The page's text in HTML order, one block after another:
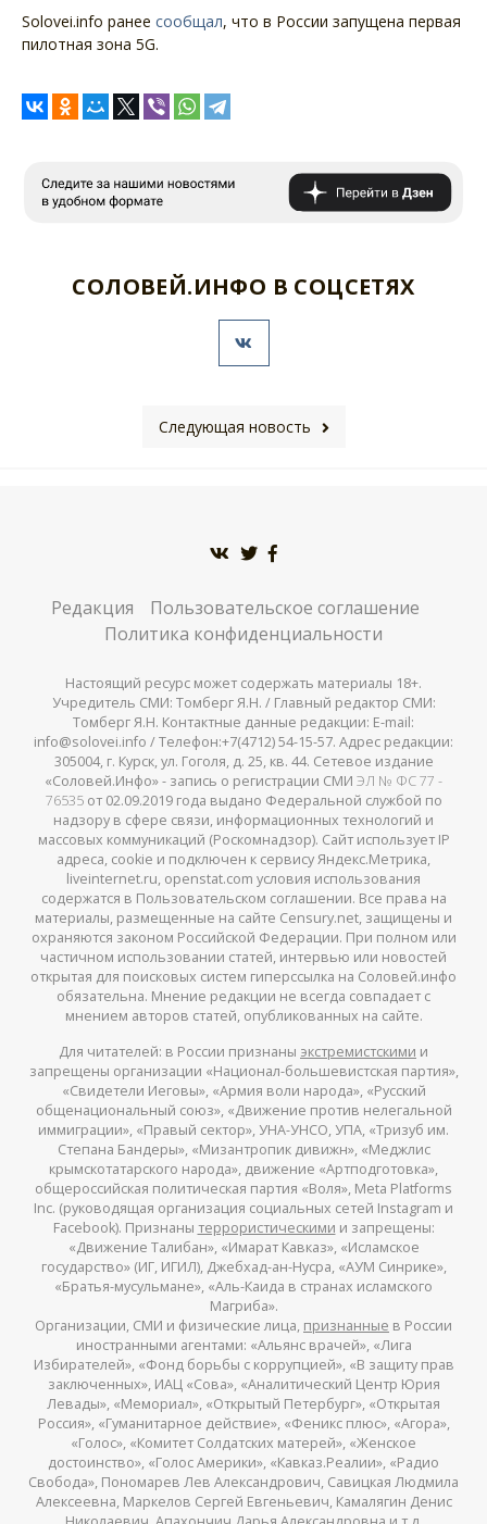
Solovei.info ранее сообщал, что в России запущена первая
пилотная зона 5G.
СОЛОВЕЙ.ИНФО В СОЦСЕТЯХ
Следующая новость
Редакция
Пользовательское соглашение
Политика конфиденциальности
Настоящий ресурс может содержать материалы 18+.
Учредитель СМИ: Томберг Я.Н. / Главный редактор СМИ:
Томберг Я.Н. Контактные данные редакции: E-mail:
info@solovei.info / Телефон:+7(4712) 54-15-57. Адрес редакции:
305004, г. Курск, ул. Гоголя, д. 25, кв. 44. Сетевое издание
«Соловей.Инфо» - запись о регистрации СМИ ЭЛ № ФС 77 -
76535от 02.09.2019 года выдано Федеральной службой по
надзору в сфере связи, информационных технологий и
массовых коммуникаций (Роскомнадзор). Сайт использует IP
адреса, cookie и подключен к сервису Яндекс.Метрика,
liveinternet.ru, openstat.com условия использования
содержатся в Пользовательском соглашении. Все права на
материалы, размещенные на сайте Censury.net, защищены и
охраняются законом Российской Федерации. При полном или
частичном использовании статей, интервью или новостей
открытая для поисковых систем гиперссылка на Соловей.инфо
обязательна. Мнение редакции не всегда совпадает с
мнением авторов статей, опубликованных на сайте.
Для читателей: в России признаны экстремистскими и
запрещены организации «Национал-большевистская партия»,
«Свидетели Иеговы», «Армия воли народа», «Русский
общенациональный союз», «Движение против нелегальной
иммиграции», «Правый сектор», УНА-УНСО, УПА, «Тризуб им.
Степана Бандеры», «Мизантропик дивижн», «Меджлис
крымскотатарского народа», движение «Артподготовка»,
общероссийская политическая партия «Воля», Meta Platforms
Inc. (руководящая организация социальных сетей Instagram и
Facebook). Признаны террористическими и запрещены:
«Движение Талибан», «Имарат Кавказ», «Исламское
государство» (ИГ, ИГИЛ), Джебхад-ан-Нусра, «АУМ Синрике»,
«Братья-мусульмане», «Аль-Каида в странах исламского
Магриба».
Организации, СМИ и физические лица, признанные в России
иностранными агентами: «Альянс врачей», «Лига
Избирателей», «Фонд борьбы с коррупцией», «В защиту прав
заключенных», ИАЦ «Сова», «Аналитический Центр Юрия
Левады», «Мемориал», «Открытый Петербург», «Открытая
Россия», «Гуманитарное действие», «Феникс плюс», «Агора»,
«Голос», «Комитет Солдатских матерей», «Женское
достоинство», «Голос Америки», «Кавказ.Реалии», «Радио
Свобода», Пономарев Лев Александрович, Савицкая Людмила
Алексеевна, Маркелов Сергей Евгеньевич, Камалягин Денис